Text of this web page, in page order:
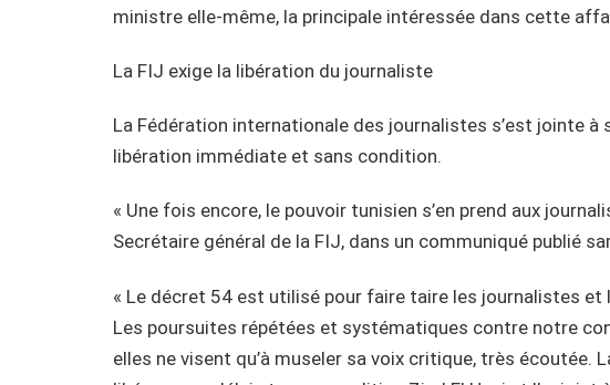
ministre elle-même, la principale intéressée dans cette
La FIJ exige la libération du journaliste
La Fédération internationale des journalistes s’est jointe à
libération immédiate et sans condition.
« Une fois encore, le pouvoir tunisien s’en prend aux
Secrétaire général de la FIJ, dans un communiqué publié
« Le décret 54 est utilisé pour faire taire les journalistes et
Les poursuites répétées et systématiques contre notre
elles ne visent qu’à museler sa voix critique, très écoutée.